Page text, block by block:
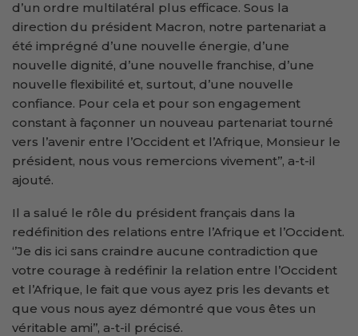
d’un ordre multilatéral plus efficace. Sous la
direction du président Macron, notre partenariat a
été imprégné d’une nouvelle énergie, d’une
nouvelle dignité, d’une nouvelle franchise, d’une
nouvelle flexibilité et, surtout, d’une nouvelle
confiance. Pour cela et pour son engagement
constant à façonner un nouveau partenariat tourné
vers l’avenir entre l’Occident et l’Afrique, Monsieur le
président, nous vous remercions vivement’’, a-t-il
ajouté.
Il a salué le rôle du président français dans la
redéfinition des relations entre l’Afrique et l’Occident.
‘’Je dis ici sans craindre aucune contradiction que
votre courage à redéfinir la relation entre l’Occident
et l’Afrique, le fait que vous ayez pris les devants et
que vous nous ayez démontré que vous êtes un
véritable ami’’, a-t-il précisé.